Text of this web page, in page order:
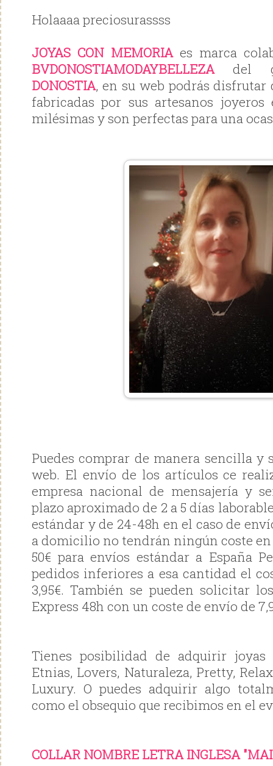
Holaaaa preciosurassss
JOYAS CON MEMORIAes marca
BVDONOSTIAMODAYBELLEZAdel
DONOSTIA, en su web podrás disfrutar
fabricadas por sus artesanos
milésimas y son perfectas para una
Puedes comprar de manera sencilla y
web. El envío de los artículos ce
empresa nacional de mensajería y
plazo aproximado de 2 a 5 días
estándar y de 24-48h en el caso de
a domicilio no tendrán ningún coste en
50€ para envíos estándar a España
pedidos inferiores a esa cantidad el
3,95€. También se pueden solicitar
Express 48h con un coste de envío de
Tienes posibilidad de adquirir joyas
Etnias, Lovers, Naturaleza, Pretty,
Luxury. O puedes adquirir algo
como el obsequio que recibimos en el
COLLAR NOMBRE LETRA INGLESA